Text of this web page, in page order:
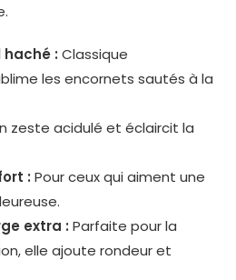
: Classique
les encornets sautés à la
zeste acidulé et éclaircit la
: Pour ceux qui aiment une
extra : Parfaite pour la
elle ajoute rondeur et